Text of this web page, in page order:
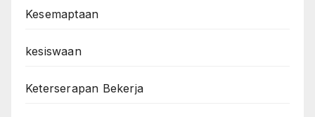
Kesemaptaan
kesiswaan
Keterserapan Bekerja